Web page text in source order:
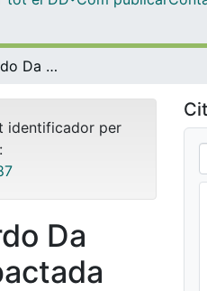
I cavalli di Leonardo Da Vinci: La utopía pactada
identificador per
Da